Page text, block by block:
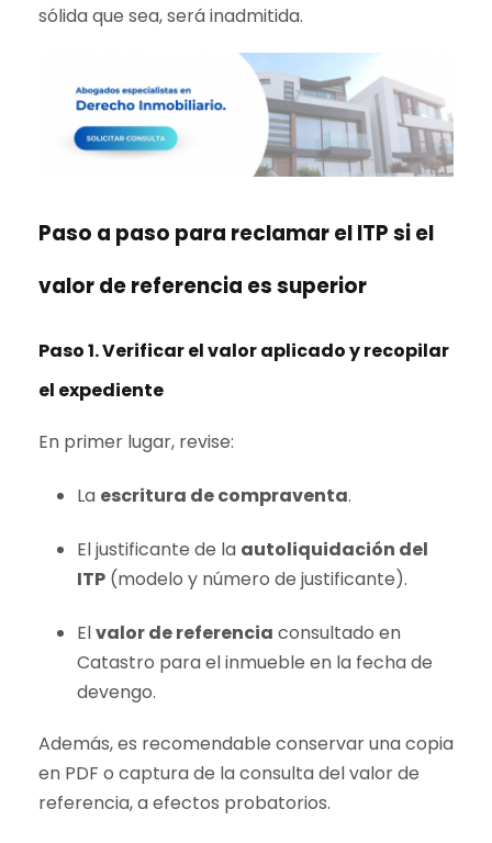
sólida que sea, será inadmitida.
Paso a paso para reclamar el ITP si el
valor de referencia es superior
Paso 1. Verificar el valor aplicado y recopilar
el expediente
En primer lugar, revise:
La escritura de compraventa.
El justificante de la autoliquidación del
ITP (modelo y número de justificante).
Elvalor de referencia consultado en
Catastro para el inmueble en la fecha de
devengo.
Además, es recomendable conservar una copia
en PDF o captura de la consulta del valor de
referencia, a efectos probatorios.